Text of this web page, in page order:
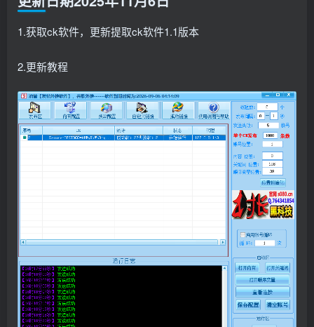
1.获取ck软件，更新提取ck软件1.1版本
2.更新教程